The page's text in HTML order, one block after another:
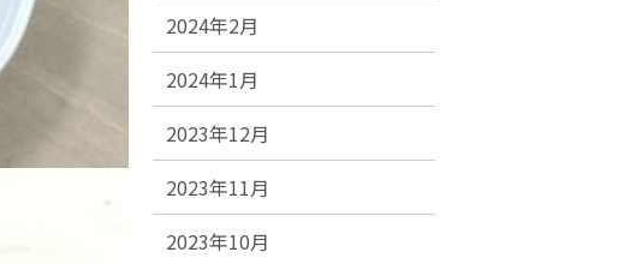
2024年2月
2024年1月
2023年12月
2023年11月
2023年10月